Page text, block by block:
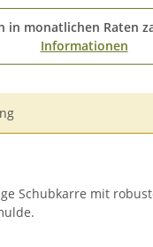
in monatlichen Raten
Informationen
Schubkarre mit